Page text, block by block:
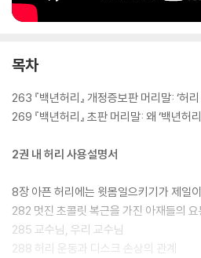
목차
263 『백년허리』 개정증보판 머리말: ‘허
269 『백년허리』 초판 머리말: 왜 ‘백년허
2권 내 허리 사용설명서
8장 아픈 허리에는 윗몸일으키기가 제일
282 멋진 초콜릿 복근을 가진 아재들의 요
285 교수님, 우리 교수님
288 허리 운동과 디스크 손상의 관계